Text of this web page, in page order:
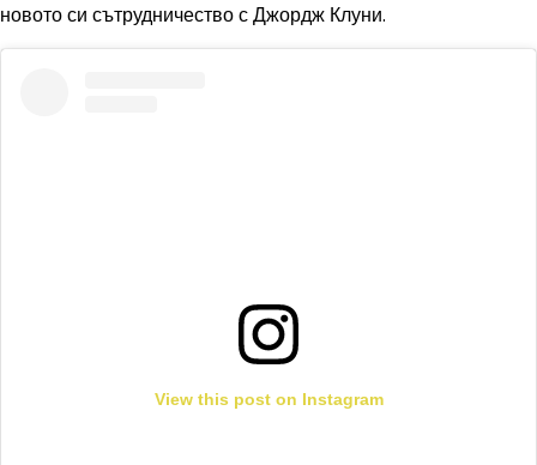
новото си сътрудничество с Джордж Клуни.
View this post on Instagram